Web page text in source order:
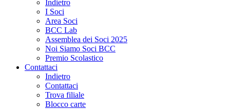
Indietro
I Soci
Area Soci
BCC Lab
Assemblea dei Soci 2025
Noi Siamo Soci BCC
Premio Scolastico
Contattaci
Indietro
Contattaci
Trova filiale
Blocco carte